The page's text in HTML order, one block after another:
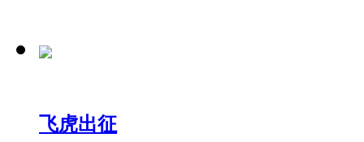
飞虎出征